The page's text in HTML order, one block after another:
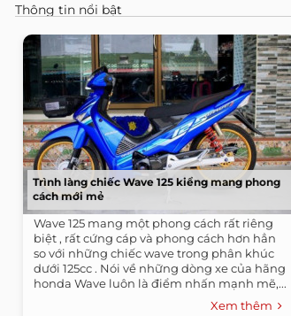
Thông tin nổi bật
Trình làng chiếc Wave 125 kiểng mang phong
cách mới mẻ
Wave 125 mang một phong cách rất riêng
biệt , rất cứng cáp và phong cách hơn hẳn
so với những chiếc wave trong phân khúc
dưới 125cc . Nói về những dòng xe của hãng
honda Wave luôn là điểm nhấn mạnh mẽ,...
Xem thêm